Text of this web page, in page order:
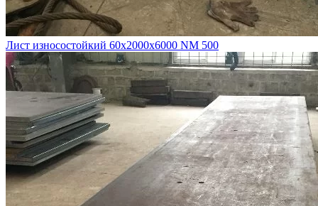
Лист износостойкий 60х2000х6000 NM 500